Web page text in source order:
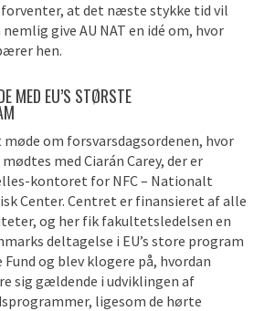
at det næste stykke tid vil
give AU NAT en idé om, hvor
hen.
MED EU’S STØRSTE
om forsvarsdagsordenen, hvor
med Ciarán Carey, der er
kontoret for NFC – Nationalt
Center. Centret er finansieret af alle
og her fik fakultetsledelsen en
deltagelse i EU’s store program
Fund og blev klogere på, hvordan
sig gældende i udviklingen af
ligesom de hørte